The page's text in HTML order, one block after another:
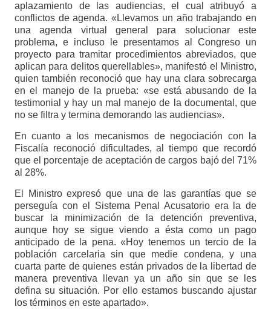
aplazamiento de las audiencias, el cual atribuyó a
conflictos de agenda. «Llevamos un año trabajando en
una agenda virtual general para solucionar este
problema, e incluso le presentamos al Congreso un
proyecto para tramitar procedimientos abreviados, que
aplican para delitos querellables», manifestó el Ministro,
quien también reconoció que hay una clara sobrecarga
en el manejo de la prueba: «se está abusando de la
testimonial y hay un mal manejo de la documental, que
no se filtra y termina demorando las audiencias».
En cuanto a los mecanismos de negociación con la
Fiscalía reconoció dificultades, al tiempo que recordó
que el porcentaje de aceptación de cargos bajó del 71%
al 28%.
El Ministro expresó que una de las garantías que se
perseguía con el Sistema Penal Acusatorio era la de
buscar la minimización de la detención preventiva,
aunque hoy se sigue viendo a ésta como un pago
anticipado de la pena. «Hoy tenemos un tercio de la
población carcelaria sin que medie condena, y una
cuarta parte de quienes están privados de la libertad de
manera preventiva llevan ya un año sin que se les
defina su situación. Por ello estamos buscando ajustar
los términos en este apartado».